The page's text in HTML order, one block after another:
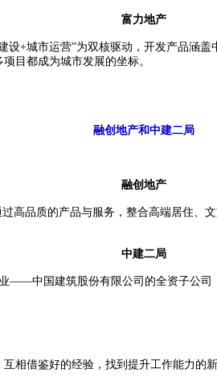
富力地产
”为双核驱动，开发产品涵盖中高端住宅
目都成为城市发展的坐标。
融创地产和中建二局
融创地产
产品与服务，整合高端居住、文旅
中建二局
中国建筑股份有限公司的全资子公司，
鉴好的经验，找到提升工作能力的新